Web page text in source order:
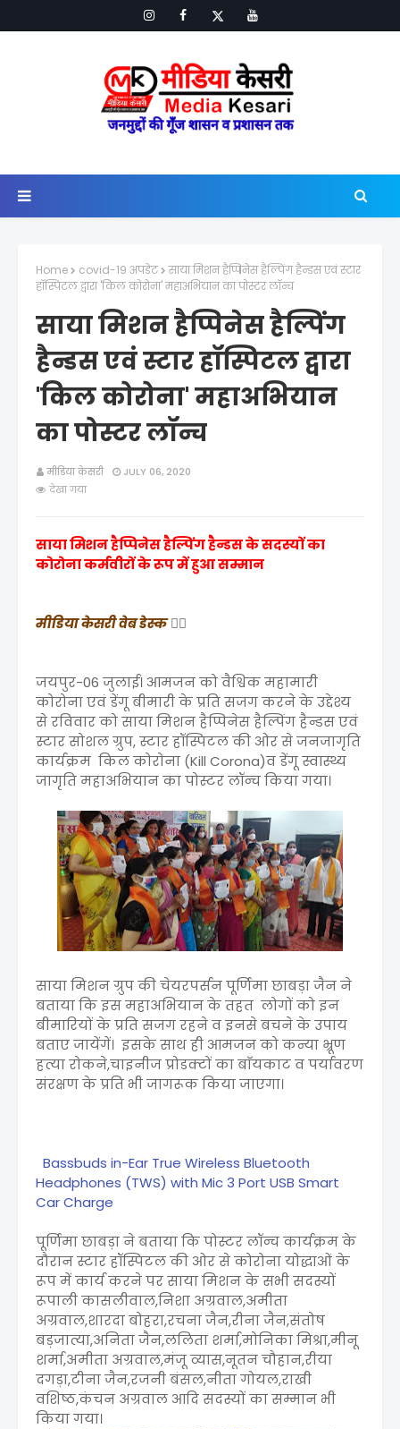
Home covid-19 अपडेट
साया मिशन हैप्पिनेस हैल्पिंग हैन्डस एवं स्टार
हॉस्पिटल द्वारा 'किल कोरोना' महाअभियान का पोस्टर लॉन्च
साया मिशन हैप्पिनेस हैल्पिंग
हैन्डस एवं स्टार हॉस्पिटल द्वारा
'किल कोरोना' महाअभियान
का पोस्टर लॉन्च
मीडिया केसरी
JULY 06, 2020
देखा गया
साया मिशन हैप्पिनेस हैल्पिंग हैन्डस के सदस्यों का
कोरोना कर्मवीरों के रूप में हुआ सम्मान
मीडिया केसरी वेब डेस्क✍🏻
जयपुर-06 जुलाई। आमजन को वैश्विक महामारी
कोरोना एवं डेंगू बीमारी के प्रति सजग करने के उद्देश्य
से रविवार को साया मिशन हैप्पिनेस हैल्पिंग हैन्डस एवं
स्टार सोशल ग्रुप, स्टार हॉस्पिटल की ओर से जनजागृति
कार्यक्रम किल कोरोना (Kill Corona)व डेंगू स्वास्थ्य
जागृति महाअभियान का पोस्टर लॉन्च किया गया।
साया मिशन ग्रुप की चेयरपर्सन पूर्णिमा छाबड़ा जैन ने
बताया कि इस महाअभियान के तहत लोगों को इन
बीमारियों के प्रति सजग रहने व इनसे बचने के उपाय
बताए जायेंगें। इसके साथ ही आमजन को कन्या भ्रूण
हत्या रोकने,चाइनीज प्रोडक्टों का बाॅयकाट व पर्यावरण
संरक्षण के प्रति भी जागरूक किया जाएगा।
Bassbuds in-Ear True Wireless Bluetooth
Headphones (TWS) with Mic 3 Port USB Smart
Car Charge
पूर्णिमा छाबड़ा ने बताया कि पोस्टर लॉन्च कार्यक्रम के
दौरान स्टार हॉस्पिटल की ओर से कोरोना योद्धाओं के
रूप में कार्य करने पर साया मिशन के सभी सदस्यों
रूपाली कासलीवाल,निशा अग्रवाल,अमीता
अग्रवाल,शारदा बोहरा,रचना जैन,रीना जैन,संतोष
बड़जात्या,अनिता जैन,ललिता शर्मा,मोनिका मिश्रा,मीनू
शर्मा,अमीता अग्रवाल,मंजू व्यास,नूतन चौहान,रीया
दगड़ा,टीना जैन,रजनी बंसल,नीता गोयल,राखी
वशिष्ठ,कंचन अग्रवाल आदि सदस्यों का सम्मान भी
किया गया।